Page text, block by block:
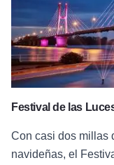
Festival de las
Con casi dos millas
navideñas, el